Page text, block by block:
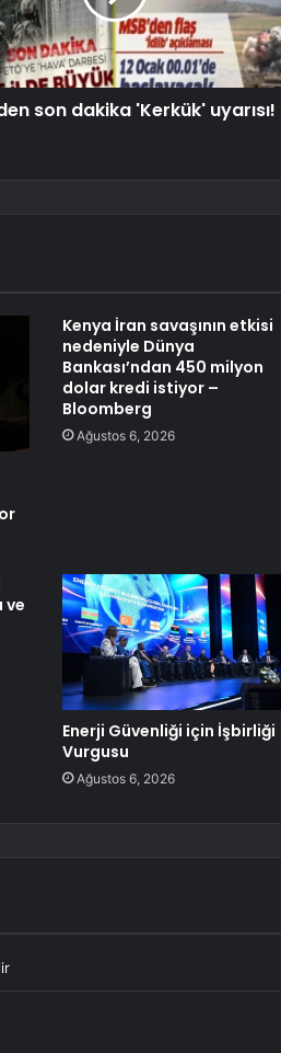
son dakika 'Kerkük' uyarısı!
Kenya İran savaşının etkisi
nedeniyle Dünya
Bankası’ndan 450 milyon
dolar kredi istiyor –
Bloomberg
Ağustos 6, 2026
ve
Enerji Güvenliği için İşbirliği
Vurgusu
Ağustos 6, 2026